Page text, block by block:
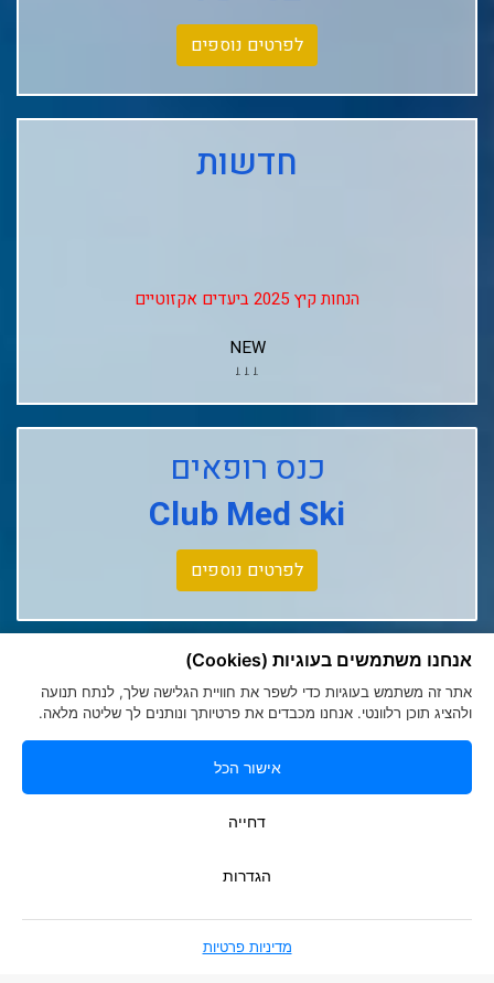
לפרטים נוספים
חדשות
NEW
↓↓↓
Club Med Les Arcs Panorama
Club Med L'alpe D'huez
Club Med La Rosiere
Club Med Tignes
כנס רופאים
Club Med Ski
לפרטים נוספים
052-6000719
בניית אתריםSmart Soft Web
אנחנו משתמשים בעוגיות (Cookies)
אתר זה משתמש בעוגיות כדי לשפר את חוויית הגלישה שלך, לנתח תנועה
ולהציג תוכן רלוונטי. אנחנו מכבדים את פרטיותך ונותנים לך שליטה מלאה.
אישור הכל
דחייה
הגדרות
מדיניות פרטיות